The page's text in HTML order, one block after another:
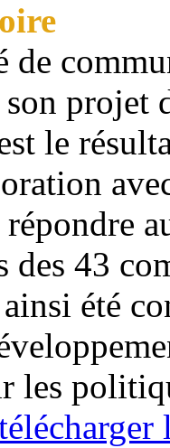
de
projet
le
43
été
les